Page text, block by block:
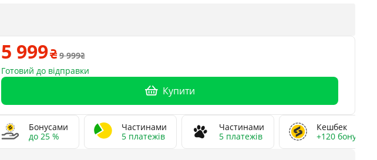
5 999
9 999
Готовий до відправки
Купити
Бонусами
до 25 %
Частинами
5 платежів
Частинами
5 платежів
Кешбек
+120 бонусів